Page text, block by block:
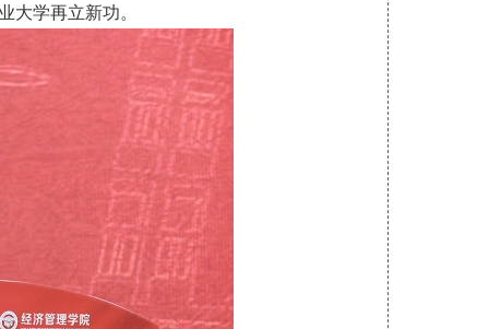
学再立新功。